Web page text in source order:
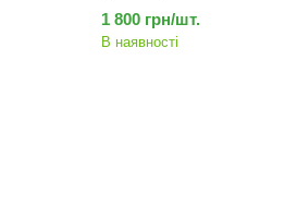
1 800 грн/шт.
В наявності